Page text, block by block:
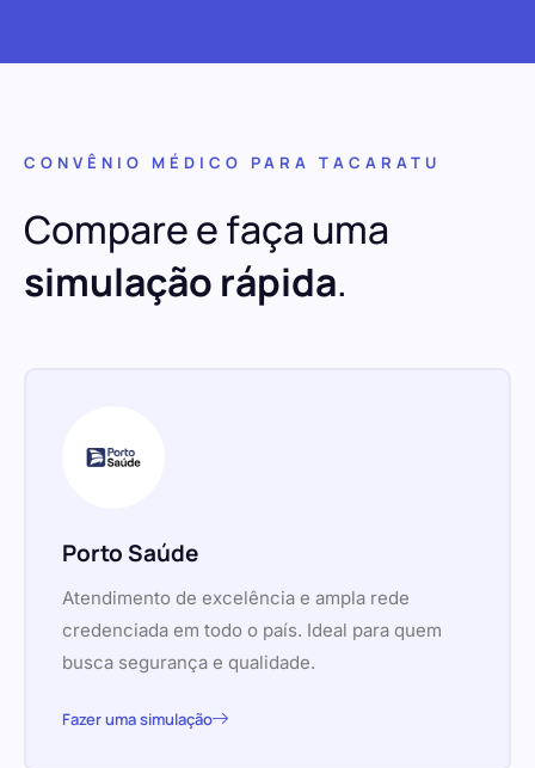
CONVÊNIO MÉDICO PARA TACARATU
Compare e faça uma
simulação rápida.
Porto Saúde
Atendimento de excelência e ampla rede
credenciada em todo o país. Ideal para quem
busca segurança e qualidade.
Fazer uma simulação